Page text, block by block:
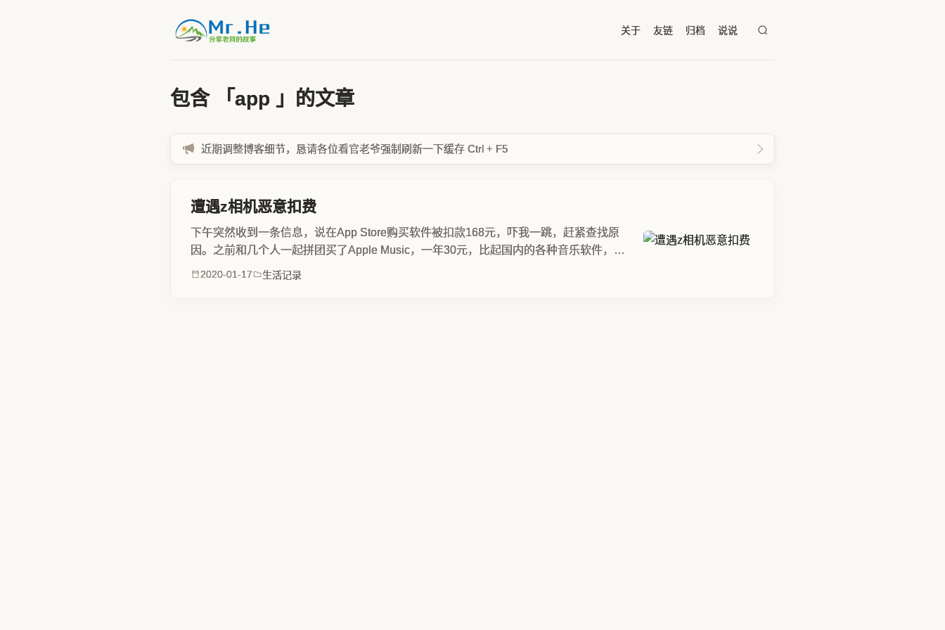
关于 友链 归档 说说
包含 「app 」的文章
近期调整博客细节，恳请各位看官老爷强制刷新一下缓存 Ctrl + F5
遭遇z相机恶意扣费
下午突然收到一条信息，说在App Store购买软件被扣款168元，吓我一跳，赶紧查找原
因。之前和几个人一起拼团买了Apple Music，一年30元，比起国内的各种音乐软件，非
常良心。老婆开车carplay直连手机就能放音乐也很方便，...
2020-01-17 生活记录